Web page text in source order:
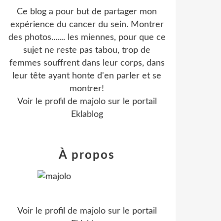
Ce blog a pour but de partager mon
expérience du cancer du sein. Montrer
des photos....... les miennes, pour que ce
sujet ne reste pas tabou, trop de
femmes souffrent dans leur corps, dans
leur tête ayant honte d'en parler et se
montrer!
Voir le profil de majolosur le portail
Eklablog
À propos
Voir le profil de majolosur le portail